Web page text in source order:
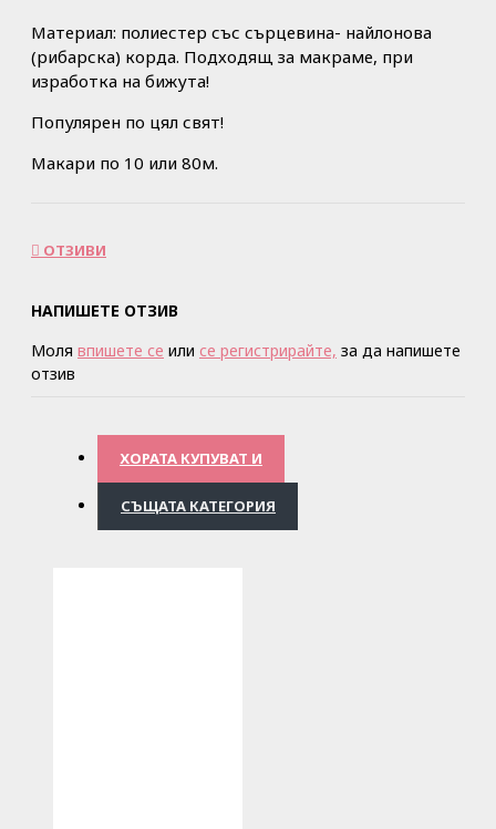
Материал: полиестер със сърцевина- найлонова
(рибарска) корда. Подходящ за макраме, при
изработка на бижута!
Популярен по цял свят!
Макари по 10 или 80м.
ОТЗИВИ
НАПИШЕТЕ ОТЗИВ
Моля впишете се или се регистрирайте, за да напишете
отзив
ХОРАТА КУПУВАТ И
СЪЩАТА КАТЕГОРИЯ